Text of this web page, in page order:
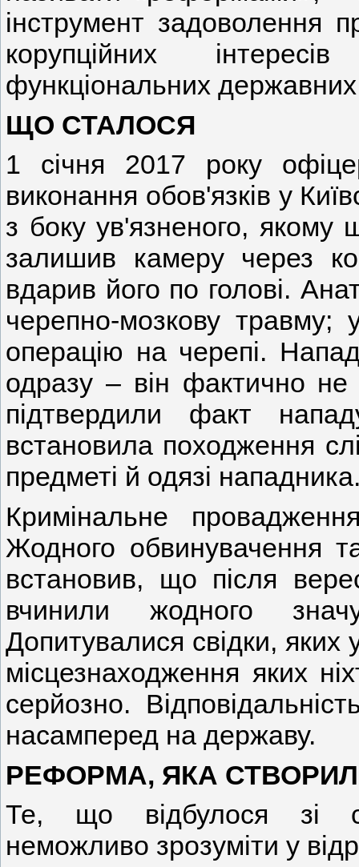
інструмент задоволення
корупційних
функціональних державних
ЩО СТАЛОСЯ
1 січня 2017 року
виконання обов'язків у
з боку ув'язненого, якому
залишив камеру через
вдарив його по голові.
черепно-мозкову травму;
операцію на черепі.
одразу – він фактично не
підтвердили факт
встановила походження
предметі й одязі
Кримінальне
Жодного обвинувачення
встановив, що після
вчинили жодного
Допитувалися свідки,
місцезнаходження яких
серйозно.
насамперед на державу.
РЕФОРМА, ЯКА
Те, що відбулося зі
неможливо зрозуміти у